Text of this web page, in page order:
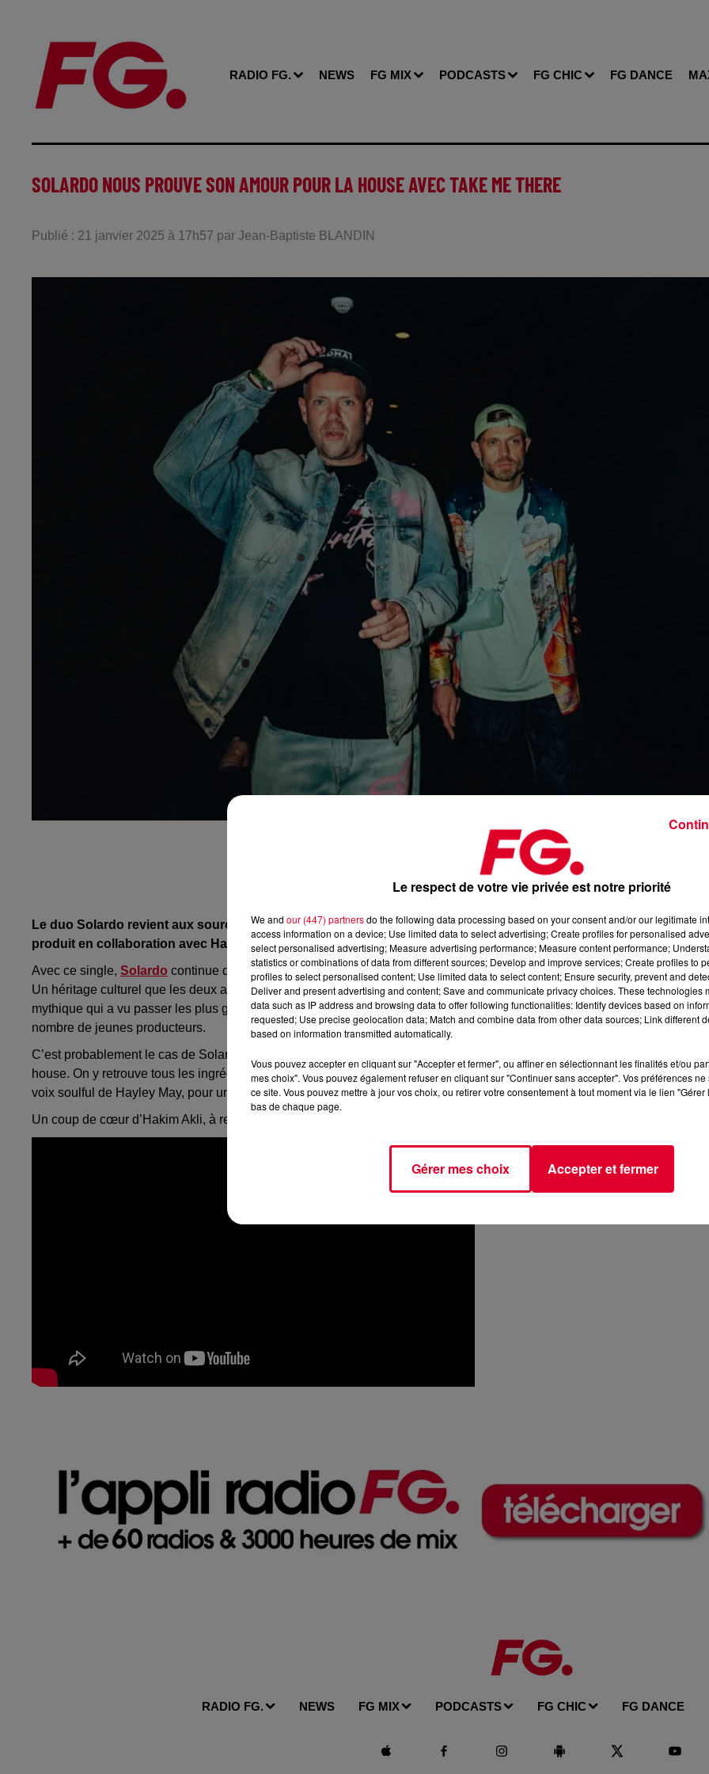
RADIO FG. NEWS FG MIX PODCASTS FG CHIC FG DANCE
SOLARDO NOUS PROUVE SON AMOUR POUR LA HOUSE AVEC TAKE ME THERE
Publié : 21 janvier 2025 à 17h57 par Jean-Baptiste BLANDIN
Le duo Solardo revient aux sources et nous prouve tout son amour pour la house avec leur singleTake Me There
produit en collaboration avec Hayley May.
Avec ce single, Solardo continue de consolider sa réputation en tant que figure emblématique de la scène house.
Un héritage culturel que les deux amis doivent notamment à leur ville natale, Manchester. La ville de l’Hacienda, club
mythique qui a vu passer les plus grands noms de la scène électronique dans les années 80 et 90 et influencé un grand
nombre de jeunes producteurs.
C’est probablement le cas de Solardo, qui avec ce single
house. On y retrouve tous les ingrédients caractéristiques, une rythmique dynamique, un groove entraînant et bien sûr la
voix soulful de Hayley May, pour un rendu taillé pour les dancefloors.
Un coup de cœur d’Hakim Akli, à retrouver en intégralité dès maintenant en playlist sur FG.
RADIO FG. NEWS FG MIX PODCASTS FG CHIC FG DANCE
Le respect de votre vie privée est notre priorité
We and our (447) partnersdo the following data processing based on your consent and/or our legitimate
access information on a device; Use limited data to select advertising; Create profiles for personalised
select personalised advertising; Measure advertising performance; Measure content performance;
statistics or combinations of data from different sources; Develop and improve services; Create profiles to
profiles to select personalised content; Use limited data to select content; Ensure security, prevent and
Deliver and present advertising and content; Save and communicate privacy choices. These technologies
data such as IP address and browsing data to offer following functionalities: Identify devices based on
requested; Use precise geolocation data; Match and combine data from other data sources; Link different
based on information transmitted automatically.
Vous pouvez accepter en cliquant sur "Accepter et fermer", ou affiner en sélectionnant les finalités et/ou
mes choix". Vous pouvez également refuser en cliquant sur "Continuer sans accepter". Vos préférences
ce site. Vous pouvez mettre à jour vos choix, ou retirer votre consentement à tout moment via le lien
bas de chaque page.
Gérer mes choix Accepter et fermer